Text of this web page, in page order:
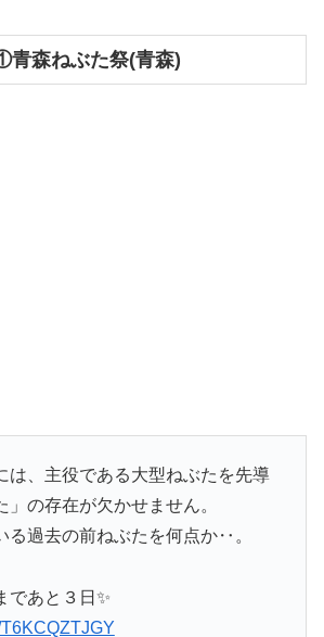
森ねぶた祭(青森)
は、主役である大型ねぶたを先導
」の存在が欠かせません。
る過去の前ねぶたを何点か‥。
であと３日✨